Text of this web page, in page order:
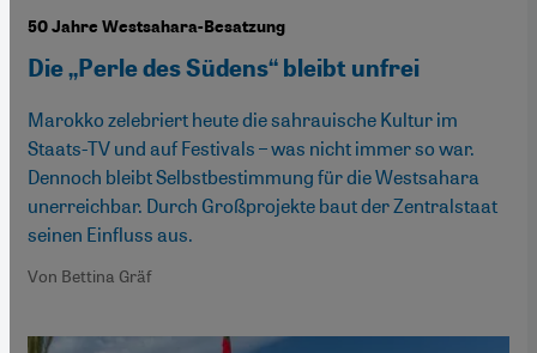
50 Jahre Westsahara-Besatzung
Die „Perle des Südens“ bleibt unfrei
Marokko zelebriert heute die sahrauische Kultur im
Staats-TV und auf Festivals – was nicht immer so war.
Dennoch bleibt Selbstbestimmung für die Westsahara
unerreichbar. Durch Großprojekte baut der Zentralstaat
seinen Einfluss aus.
Von Bettina Gräf